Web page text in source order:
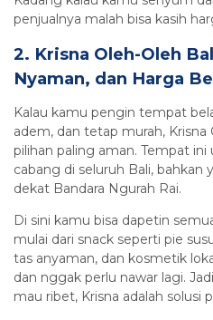
penjualnya malah bisa kasih
2. Krisna Oleh-Oleh
Nyaman, dan Harga
Kalau kamu pengin tempat
adem, dan tetap murah, Krisna
pilihan paling aman. Tempat ini
cabang di seluruh Bali, bahkan
dekat Bandara Ngurah Rai.
Di sini kamu bisa dapetin
mulai dari snack seperti pie
tas anyaman, dan kosmetik
dan nggak perlu nawar lagi.
mau ribet, Krisna adalah solusi